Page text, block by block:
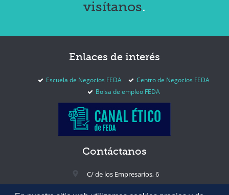
visítanos.
Enlaces de interés
Escuela de Negocios FEDA
Centro de Negocios FEDA
Bolsa de empleo FEDA
Contáctanos
C/ de los Empresarios, 6
02005 Albacete, España